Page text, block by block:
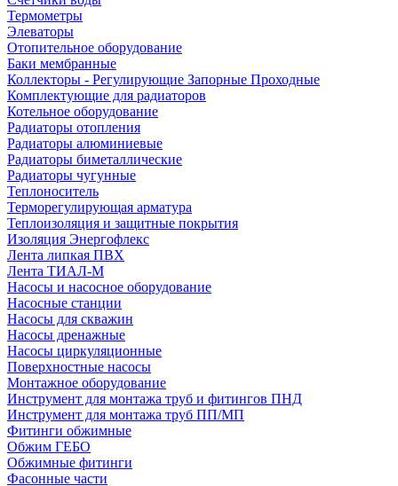
Термометры
Элеваторы
Отопительное оборудование
Баки мембранные
Коллекторы - Регулирующие Запорные Проходные
Комплектующие для радиаторов
Котельное оборудование
Радиаторы отопления
Радиаторы алюминиевые
Радиаторы биметаллические
Радиаторы чугунные
Теплоноситель
Терморегулирующая арматура
Теплоизоляция и защитные покрытия
Изоляция Энергофлекс
Лента липкая ПВХ
Лента ТИАЛ-М
Насосы и насосное оборудование
Насосные станции
Насосы для скважин
Насосы дренажные
Насосы циркуляционные
Поверхностные насосы
Монтажное оборудование
Инструмент для монтажа труб и фитингов ПНД
Инструмент для монтажа труб ПП/МП
Фитинги обжимные
Обжим ГЕБО
Обжимные фитинги
Фасонные части